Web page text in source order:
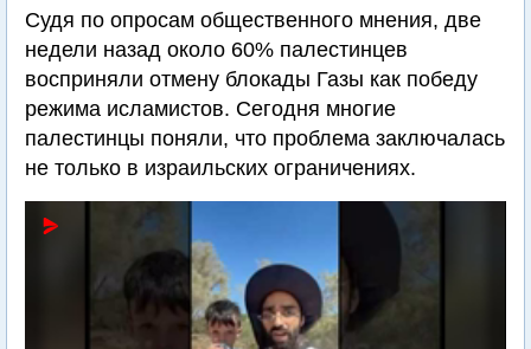
Судя по опросам общественного мнения, две
недели назад около 60% палестинцев
восприняли отмену блокады Газы как победу
режима исламистов. Сегодня многие
палестинцы поняли, что проблема заключалась
не только в израильских ограничениях.